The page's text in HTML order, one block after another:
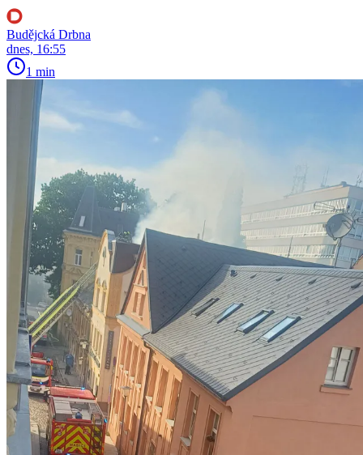
Budějcká Drbna
dnes, 16:55
1 min